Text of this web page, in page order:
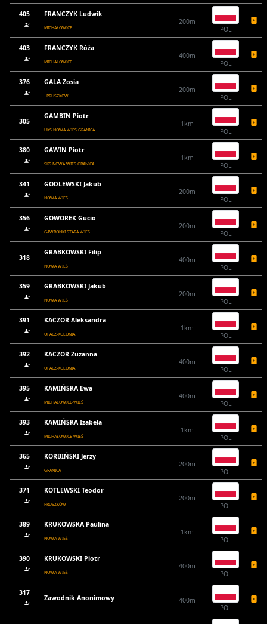
405 FRANCZYK Ludwik
MICHAŁOWICE
200m
POL
403 FRANCZYK Róża
MICHAŁOWICE
400m
POL
376 GALA Zosia
PRUSZKÓW
200m
POL
305
GAMBIN Piotr
UKS NOWA WIEŚ GRANICA
1km
POL
380 GAWIN Piotr
SKS NOWA WIEŚ GRANICA
1km
POL
341 GODLEWSKI Jakub
NOWA WIEŚ
200m
POL
356 GOWOREK Gucio
GAWRONKI STARA WIEŚ
200m
POL
318
GRABKOWSKI Filip
NOWA WIEŚ
400m
POL
359 GRABKOWSKI Jakub
NOWA WIEŚ
200m
POL
391 KACZOR Aleksandra
OPACZ-KOLONIA
1km
POL
392 KACZOR Zuzanna
OPACZ-KOLONIA
400m
POL
395 KAMIŃSKA Ewa
MICHAŁOWICE-WIEŚ
400m
POL
393 KAMIŃSKA Izabela
MICHAŁOWICE-WIEŚ
1km
POL
365 KORBIŃSKI Jerzy
GRANICA
200m
POL
371 KOTLEWSKI Teodor
PRUSZKÓW
200m
POL
389 KRUKOWSKA Paulina
NOWA WIEŚ
1km
POL
390 KRUKOWSKI Piotr
NOWA WIEŚ
400m
POL
317
Zawodnik Anonimowy
400m
POL